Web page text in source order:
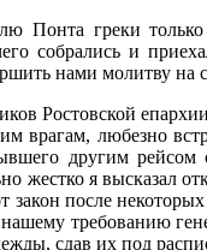
Понта греки
собрались и
нами молитву на
Ростовской
врагам, любезно
другим
жестко я высказал
закон после
требованию
сдав их под